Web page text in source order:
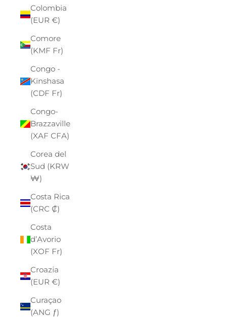
Colombia
(EUR €)
Comore
(KMF Fr)
Congo -
Kinshasa
(CDF Fr)
Congo-
Brazzaville
(XAF CFA)
Corea del
Sud (KRW
₩)
Costa Rica
(CRC ₡)
Costa
d’Avorio
(XOF Fr)
Croazia
(EUR €)
Curaçao
(ANG ƒ)